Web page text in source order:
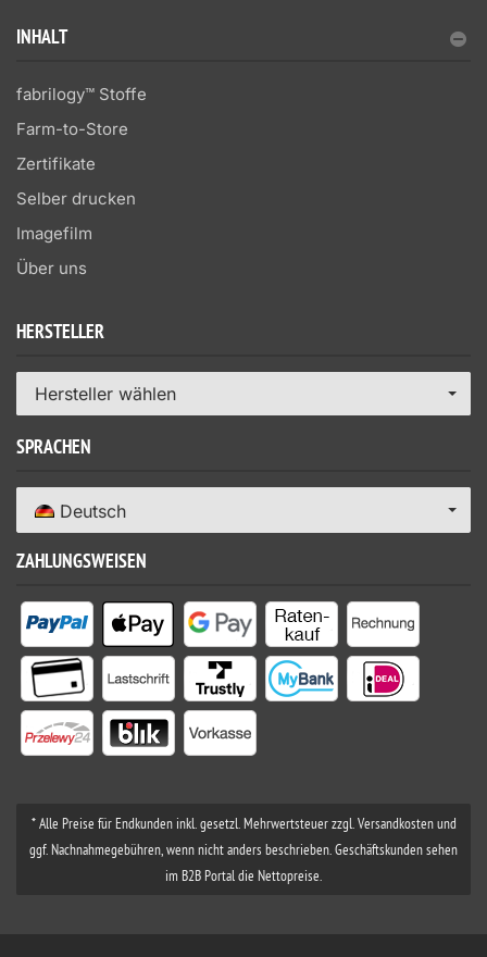
INHALT
fabrilogy™ Stoffe
Farm-to-Store
Zertifikate
Selber drucken
Imagefilm
Über uns
HERSTELLER
Hersteller wählen
SPRACHEN
Deutsch
ZAHLUNGSWEISEN
* Alle Preise für Endkunden inkl. gesetzl. Mehrwertsteuer zzgl. Versandkosten und
ggf. Nachnahmegebühren, wenn nicht anders beschrieben. Geschäftskunden sehen
im B2B Portal die Nettopreise.